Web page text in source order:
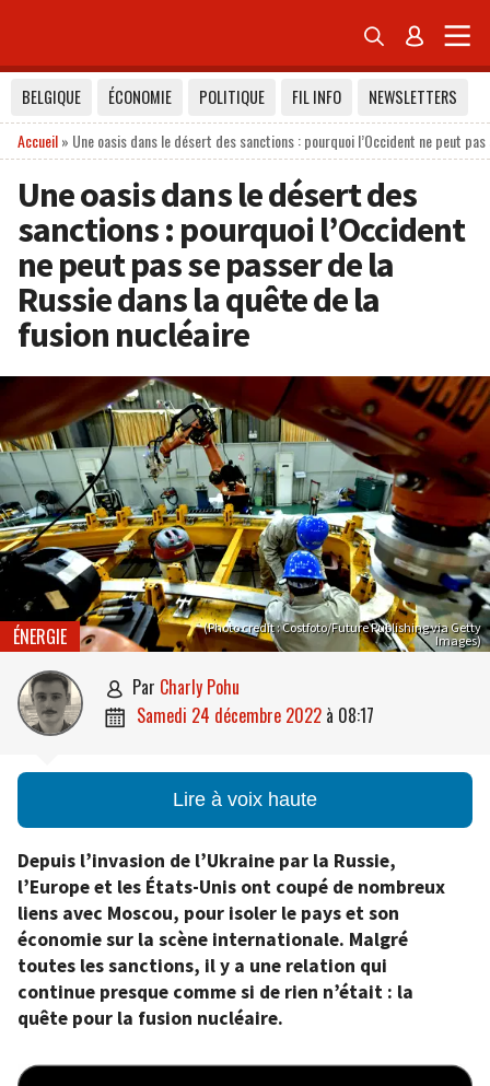
 
BELGIQUE ÉCONOMIE POLITIQUE FIL INFO
NEWSLETTERS
Accueil» Une oasis dans le désert des sanctions : pourquoi l’Occident ne peut
Une oasis dans le désert des
sanctions : pourquoi l’Occident
ne peut pas se passer de la
Russie dans la quête de la
fusion nucléaire
(Photo credit : Costfoto/Future Publishing via Getty
Images)
ÉNERGIE
 par Charly Pohu
 samedi 24 décembre 2022 à 08:17
Lire à voix haute
Depuis l’invasion de l’Ukraine par la Russie,
l’Europe et les États-Unis ont coupé de nombreux
liens avec Moscou, pour isoler le pays et son
économie sur la scène internationale. Malgré
toutes les sanctions, il y a une relation qui
continue presque comme si de rien n’était : la
quête pour la fusion nucléaire.